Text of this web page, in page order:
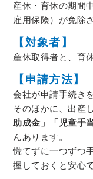
産休・育休の期間
雇用保険）が免除
【対象者】
産休取得者と、育
【申請方法】
会社が申請手続き
そのほかに、出産
助成金」「児童手当
んあります。
慌てずに一つずつ
握しておくと安心で